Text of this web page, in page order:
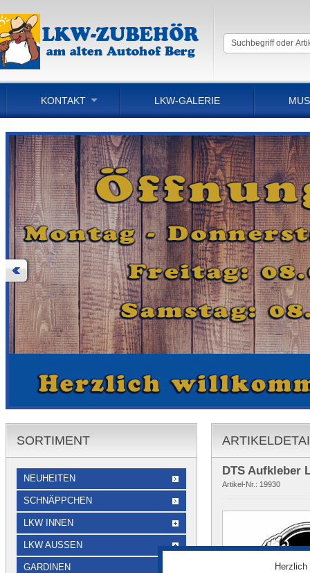
KONTAKT LKW-GALERIE
DTS Aufkleber
Artikel-Nr.: 19930
SORTIMENT
NEUHEITEN
SCHNÄPPCHEN
LKW INNEN
LKW AUSSEN
GARDINEN Herzlich